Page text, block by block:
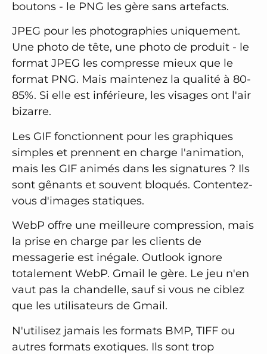
boutons - le PNG les gère sans artefacts.
JPEG pour les photographies uniquement.
Une photo de tête, une photo de produit - le
format JPEG les compresse mieux que le
format PNG. Mais maintenez la qualité à 80-
85%. Si elle est inférieure, les visages ont l'air
bizarre.
Les GIF fonctionnent pour les graphiques
simples et prennent en charge l'animation,
mais les GIF animés dans les signatures ? Ils
sont gênants et souvent bloqués. Contentez-
vous d'images statiques.
WebP offre une meilleure compression, mais
la prise en charge par les clients de
messagerie est inégale. Outlook ignore
totalement WebP. Gmail le gère. Le jeu n'en
vaut pas la chandelle, sauf si vous ne ciblez
que les utilisateurs de Gmail.
N'utilisez jamais les formats BMP, TIFF ou
autres formats exotiques. Ils sont trop